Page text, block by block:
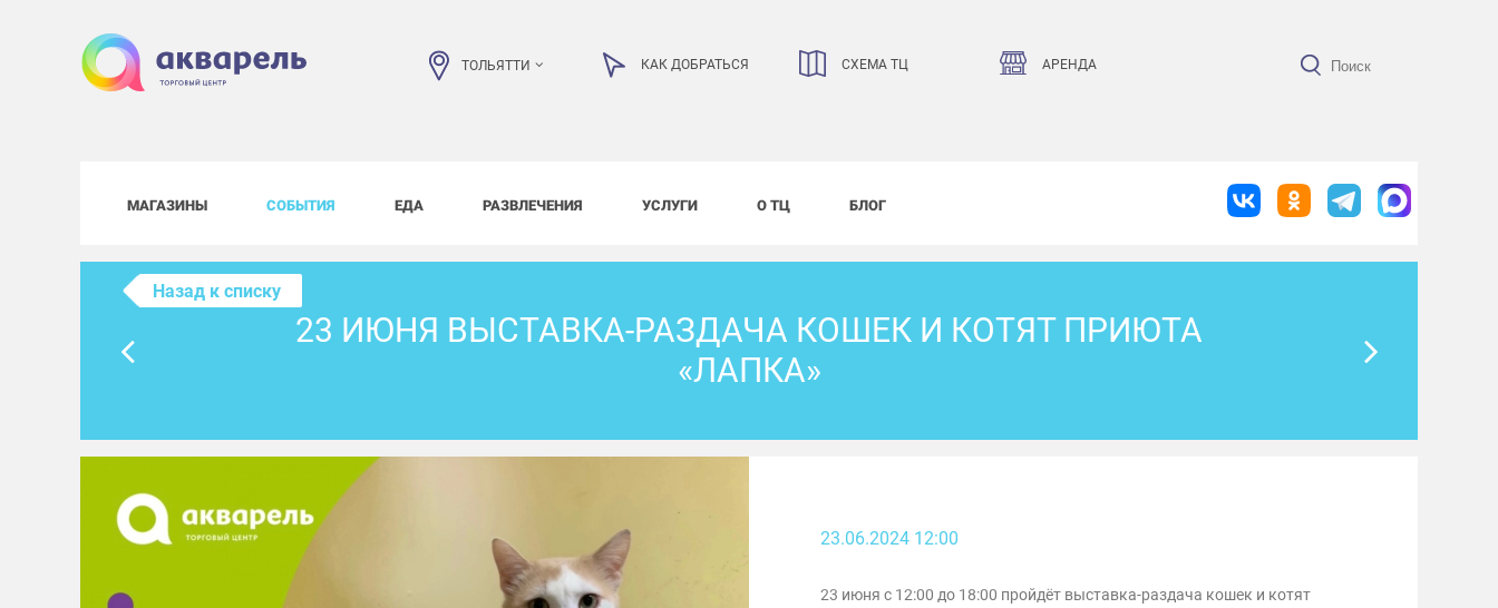
ТОЛЬЯТТИ КАК ДОБРАТЬСЯ СХЕМА ТЦ АРЕНДА
МАГАЗИНЫ СОБЫТИЯ ЕДА РАЗВЛЕЧЕНИЯ УСЛУГИ О ТЦ БЛОГ
Назад к списку
23 ИЮНЯ ВЫСТАВКА-РАЗДАЧА КОШЕК И КОТЯТ ПРИЮТА
«ЛАПКА»
23.06.2024 12:00
23 июня с 12:00 до 18:00 пройдёт выставка-раздача кошек и котят